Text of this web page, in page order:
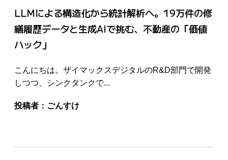
LLMによる構造化から統計解析へ。19万件の修
繕履歴データと生成AIで挑む、不動産の「価値
ハック」
こんにちは。ザイマックスデジタルのR&D部門で開発
しつつ、シンクタンクで...
投稿者： ごんすけ